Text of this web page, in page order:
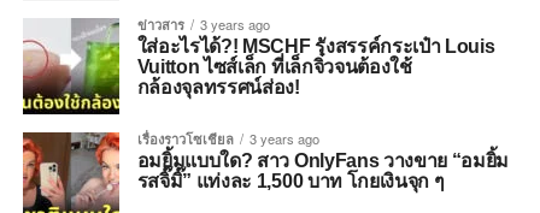
ข่าวสาร 3 years ago
ใส่อะไรได้?! MSCHF รังสรรค์กระเป๋า Louis
Vuitton ไซส์เล็ก ที่เล็กจิ๋วจนต้องใช้
กล้องจุลทรรศน์ส่อง!
เรื่องราวโซเชียล 3 years ago
อมยิ้มแบบใด? สาว OnlyFans วางขาย “อมยิ้ม
รสจิ๊มิ๊” แท่งละ 1,500 บาท โกยเงินจุก ๆ